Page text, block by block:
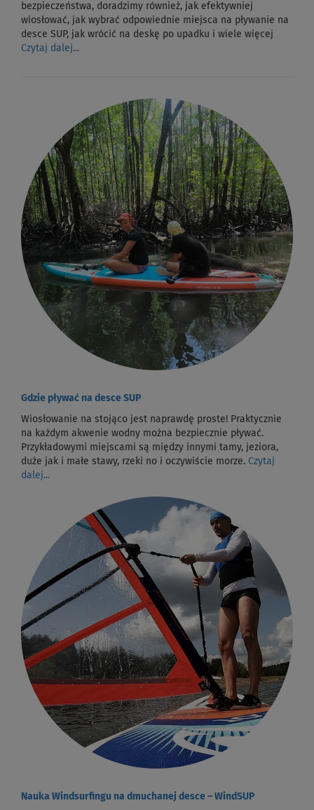
bezpieczeństwa, doradzimy również, jak efektywniej
wiosłować, jak wybrać odpowiednie miejsca na pływanie na
desce SUP, jak wrócić na deskę po upadku i wiele więcej
Czytaj dalej...
Gdzie pływać na desce SUP
Wiosłowanie na stojąco jest naprawdę proste! Praktycznie
na każdym akwenie wodny można bezpiecznie pływać.
Przykładowymi miejscami są między innymi tamy, jeziora,
duże jak i małe stawy, rzeki no i oczywiście morze. Czytaj
dalej...
Nauka Windsurfingu na dmuchanej desce – WindSUP